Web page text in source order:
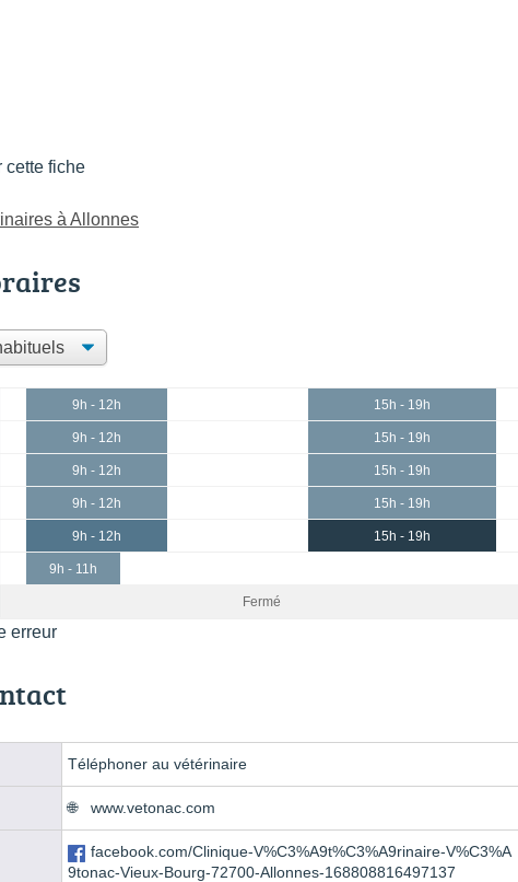
cette fiche
à Allonnes
9h - 12h 15h - 19h
9h - 12h 15h - 19h
9h - 12h 15h - 19h
9h - 12h 15h - 19h
9h - 12h 15h - 19h
9h - 11h
Fermé
erreur
Téléphoner au vétérinaire
www.vetonac.com
facebook.com/Clinique-V%C3%A9t%C3%A9rinaire-V%C3%A
9tonac-Vieux-Bourg-72700-Allonnes-168808816497137